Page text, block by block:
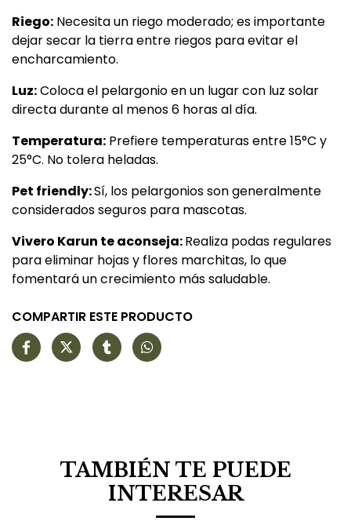
Riego: Necesita un riego moderado; es importante
dejar secar la tierra entre riegos para evitar el
encharcamiento.
Luz:Coloca el pelargonioen un lugar con luz solar
directa durante al menos 6 horas al día.
Temperatura: Prefiere temperaturas entre 15°C y
25°C. No tolera heladas.
Pet friendly:Sí, los pelargonios son generalmente
considerados seguros para mascotas.
Vivero Karun te aconseja:Realiza podas regulares
para eliminar hojas y flores marchitas, lo que
fomentará un crecimiento más saludable.
COMPARTIR ESTE PRODUCTO
TAMBIÉN TE PUEDE
INTERESAR